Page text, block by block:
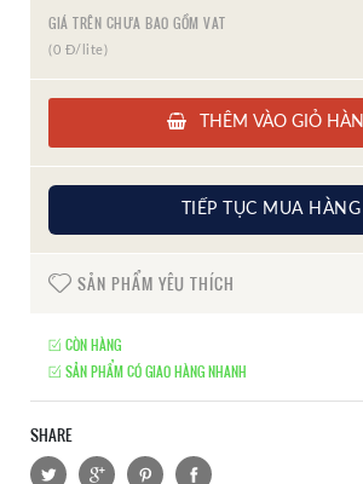
GIÁ TRÊN CHƯA BAO GỒM VAT
(0 Đ/lite)
THÊM VÀO GIỎ
TIẾP TỤC MUA HÀNG
SẢN PHẨM YÊU THÍCH
CÒN HÀNG
SẢN PHẨM CÓ GIAO HÀNG NHANH
SHARE